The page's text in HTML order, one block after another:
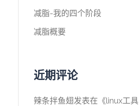
减脂-我的四个阶段
减脂概要
近期评论
辣条拌鱼翅发表在《linux工具